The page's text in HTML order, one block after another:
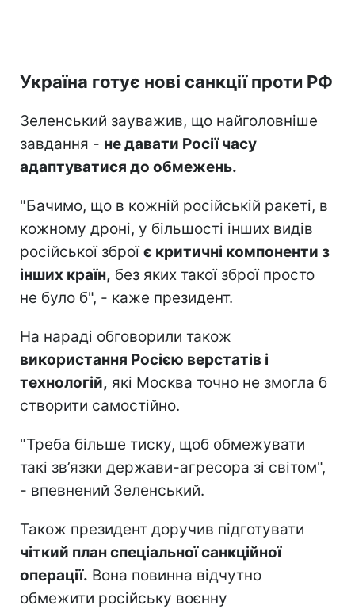
Україна готує нові санкції проти РФ
Зеленський зауважив, що найголовніше
завдання - не давати Росії часу
адаптуватися до обмежень.
"Бачимо, що в кожній російській ракеті, в
кожному дроні, у більшості інших видів
російської зброїє критичні компоненти з
інших країн, без яких такої зброї просто
не було б", - каже президент.
На нараді обговорили також
використання Росією верстатів і
технологій, які Москва точно не змогла б
створити самостійно.
"Треба більше тиску, щоб обмежувати
такі зв’язки держави-агресора зі світом",
- впевнений Зеленський.
Також президент доручив підготувати
чіткий план спеціальної санкційної
операції. Вона повинна відчутно
обмежити російську воєнну